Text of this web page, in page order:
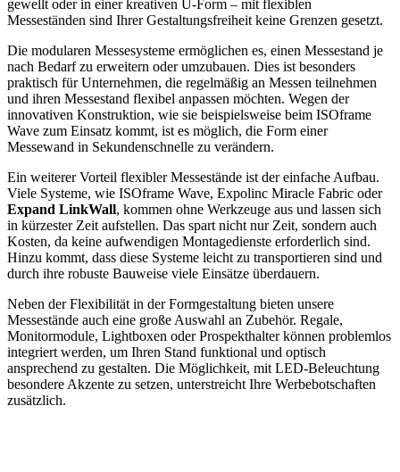
gewellt oder in einer kreativen U-Form – mit flexiblen
Messeständen sind Ihrer Gestaltungsfreiheit keine Grenzen gesetzt.
Die modularen Messesysteme ermöglichen es, einen Messestand je
nach Bedarf zu erweitern oder umzubauen. Dies ist besonders
praktisch für Unternehmen, die regelmäßig an Messen teilnehmen
und ihren Messestand flexibel anpassen möchten. Wegen der
innovativen Konstruktion, wie sie beispielsweise beim ISOframe
Wave zum Einsatz kommt, ist es möglich, die Form einer
Messewand in Sekundenschnelle zu verändern.
Ein weiterer Vorteil flexibler Messestände ist der einfache Aufbau.
Viele Systeme, wie ISOframe Wave, Expolinc Miracle Fabric oder
Expand LinkWall, kommen ohne Werkzeuge aus und lassen sich
in kürzester Zeit aufstellen. Das spart nicht nur Zeit, sondern auch
Kosten, da keine aufwendigen Montagedienste erforderlich sind.
Hinzu kommt, dass diese Systeme leicht zu transportieren sind und
durch ihre robuste Bauweise viele Einsätze überdauern.
Neben der Flexibilität in der Formgestaltung bieten unsere
Messestände auch eine große Auswahl an Zubehör. Regale,
Monitormodule, Lightboxen oder Prospekthalter können problemlos
integriert werden, um Ihren Stand funktional und optisch
ansprechend zu gestalten. Die Möglichkeit, mit LED-Beleuchtung
besondere Akzente zu setzen, unterstreicht Ihre Werbebotschaften
zusätzlich.